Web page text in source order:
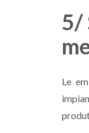
5/
Le